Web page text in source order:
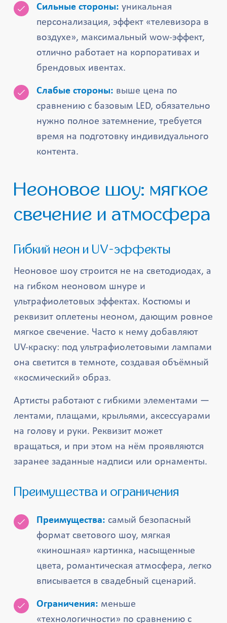
Сильные стороны: уникальная
персонализация, эффект «телевизора в
воздухе», максимальный wow-эффект,
отлично работает на корпоративах и
брендовых ивентах.
Слабые стороны: выше цена по
сравнению с базовым LED, обязательно
нужно полное затемнение, требуется
время на подготовку индивидуального
контента.
Неоновое шоу: мягкое
свечение и атмосфера
Гибкий неон и UV-эффекты
Неоновое шоу строится не на светодиодах, а
на гибком неоновом шнуре и
ультрафиолетовых эффектах. Костюмы и
реквизит оплетены неоном, дающим ровное
мягкое свечение. Часто к нему добавляют
UV-краску: под ультрафиолетовыми лампами
она светится в темноте, создавая объёмный
«космический» образ.
Артисты работают с гибкими элементами —
лентами, плащами, крыльями, аксессуарами
на голову и руки. Реквизит может
вращаться, и при этом на нём проявляются
заранее заданные надписи или орнаменты.
Преимущества и ограничения
Преимущества: самый безопасный
формат светового шоу, мягкая
«киношная» картинка, насыщенные
цвета, романтическая атмосфера, легко
вписывается в свадебный сценарий.
Ограничения: меньше
«технологичности» по сравнению с